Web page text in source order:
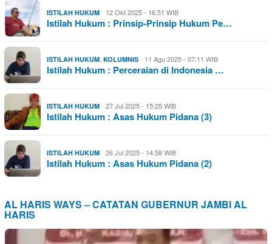
ISTILAH HUKUM 12 Okt 2025 - 16:51 WIB
Istilah Hukum : Prinsip-Prinsip Hukum Pe…
ISTILAH HUKUM, KOLUMNIS 11 Agu 2025 - 07:11 WIB
Istilah Hukum : Perceraian di Indonesia …
ISTILAH HUKUM 27 Jul 2025 - 15:25 WIB
Istilah Hukum : Asas Hukum Pidana (3)
ISTILAH HUKUM 26 Jul 2025 - 14:58 WIB
Istilah Hukum : Asas Hukum Pidana (2)
AL HARIS WAYS – CATATAN GUBERNUR JAMBI AL
HARIS